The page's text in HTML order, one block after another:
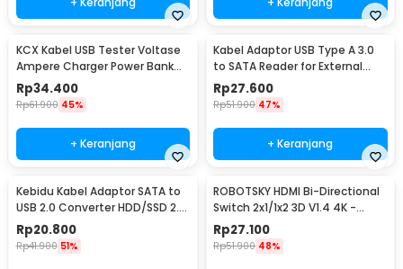
KCX Kabel USB Tester Voltase
Ampere Charger Power Bank
Voltmeter - KCX-017
Rp34.400
Rp61.900 45%
+ Keranjang
Kabel Adaptor USB Type A 3.0
to SATA Reader for External
HDD SSD - 4071-1097
Rp27.600
Rp51.900 47%
+ Keranjang
Kebidu Kabel Adaptor SATA to
USB 2.0 Converter HDD/SSD 2.5
Inch 30cm - CC017
Rp20.800
Rp41.900 51%
ROBOTSKY HDMI Bi-Directional
Switch 2x1/1x2 3D V1.4 4K -
ACDG0
Rp27.100
Rp51.900 48%